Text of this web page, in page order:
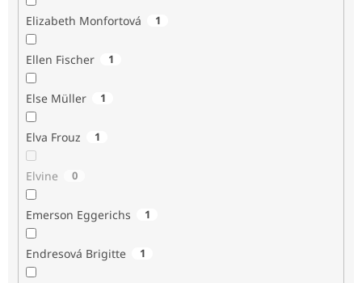
Elizabeth Monfortová 1
Ellen Fischer 1
Else Müller 1
Elva Frouz 1
Elvine 0
Emerson Eggerichs 1
Endresová Brigitte 1